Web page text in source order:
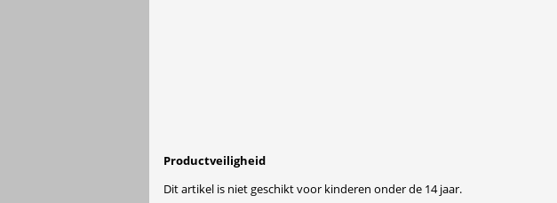
Productveiligheid
Dit artikel is niet geschikt voor kinderen onder de 14 jaar.